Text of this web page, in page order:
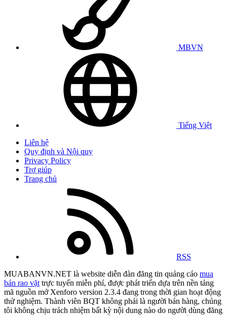
MBVN
Tiếng Việt
Liên hệ
Quy định và Nội quy
Privacy Policy
Trợ giúp
Trang chủ
RSS
MUABANVN.NET là website diễn đàn đăng tin quảng cáo mua
bán rao vặt trực tuyến miễn phí, được phát triển dựa trên nền tảng
mã nguồn mở Xenforo version 2.3.4 đang trong thời gian hoạt động
thử nghiệm. Thành viên BQT không phải là người bán hàng, chúng
tôi không chịu trách nhiệm bất kỳ nội dung nào do người dùng đăng